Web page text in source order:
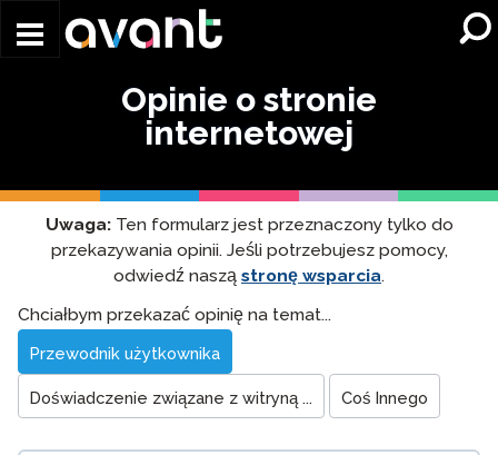
Opinie o stronie
internetowej
Uwaga:Ten formularz jest przeznaczony tylko do
przekazywania opinii. Jeśli potrzebujesz pomocy,
odwiedź naszą stronę wsparcia.
Website
Feedback
Chciałbym przekazać opinię na temat...
Przewodnik użytkownika
Doświadczenie związane z witryną ... Coś Innego